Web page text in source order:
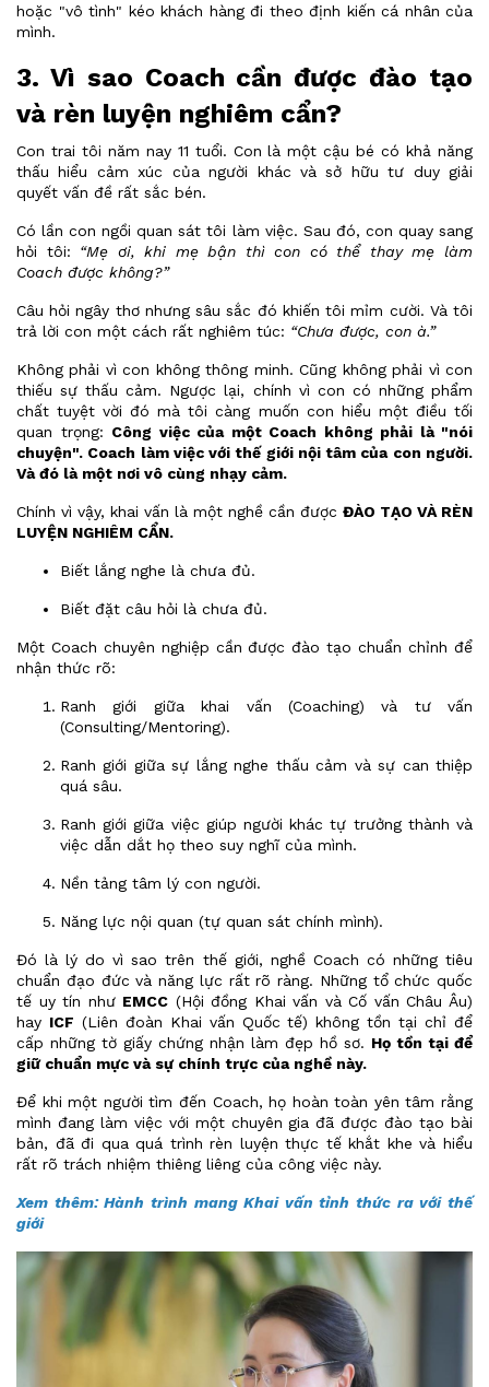
hoặc "vô tình" kéo khách hàng đi theo định kiến cá nhân của
mình.
3. Vì sao Coach cần được đào tạo
và rèn luyện nghiêm cẩn?
Con trai tôi năm nay 11 tuổi. Con là một cậu bé có khả năng
thấu hiểu cảm xúc của người khác và sở hữu tư duy giải
quyết vấn đề rất sắc bén.
Có lần con ngồi quan sát tôi làm việc. Sau đó, con quay sang
hỏi tôi: “Mẹ ơi, khi mẹ bận thì con có thể thay mẹ làm
Coach được không?”
Câu hỏi ngây thơ nhưng sâu sắc đó khiến tôi mỉm cười. Và tôi
trả lời con một cách rất nghiêm túc: “Chưa được, con à.”
Không phải vì con không thông minh. Cũng không phải vì con
thiếu sự thấu cảm. Ngược lại, chính vì con có những phẩm
chất tuyệt vời đó mà tôi càng muốn con hiểu một điều tối
quan trọng: Công việc của một Coach không phải là "nói
chuyện". Coach làm việc với thế giới nội tâm của con người.
Và đó là một nơi vô cùng nhạy cảm.
Chính vì vậy, khai vấn là một nghề cần được ĐÀO TẠO VÀ RÈN
LUYỆN NGHIÊM CẨN.
Biết lắng nghe là chưa đủ.
Biết đặt câu hỏi là chưa đủ.
Một Coach chuyên nghiệp cần được đào tạo chuẩn chỉnh để
nhận thức rõ:
Ranh giới giữa khai vấn (Coaching) và tư vấn
(Consulting/Mentoring).
Ranh giới giữa sự lắng nghe thấu cảm và sự can thiệp
quá sâu.
Ranh giới giữa việc giúp người khác tự trưởng thành và
việc dẫn dắt họ theo suy nghĩ của mình.
Nền tảng tâm lý con người.
Năng lực nội quan (tự quan sát chính mình).
Đó là lý do vì sao trên thế giới, nghề Coach có những tiêu
chuẩn đạo đức và năng lực rất rõ ràng. Những tổ chức quốc
tế uy tín như EMCC (Hội đồng Khai vấn và Cố vấn Châu Âu)
hay ICF (Liên đoàn Khai vấn Quốc tế) không tồn tại chỉ để
cấp những tờ giấy chứng nhận làm đẹp hồ sơ. Họ tồn tại để
giữ chuẩn mực và sự chính trực của nghề này.
Để khi một người tìm đến Coach, họ hoàn toàn yên tâm rằng
mình đang làm việc với một chuyên gia đã được đào tạo bài
bản, đã đi qua quá trình rèn luyện thực tế khắt khe và hiểu
rất rõ trách nhiệm thiêng liêng của công việc này.
Xem thêm: Hành trình mang Khai vấn tỉnh thức ra với thế
giới